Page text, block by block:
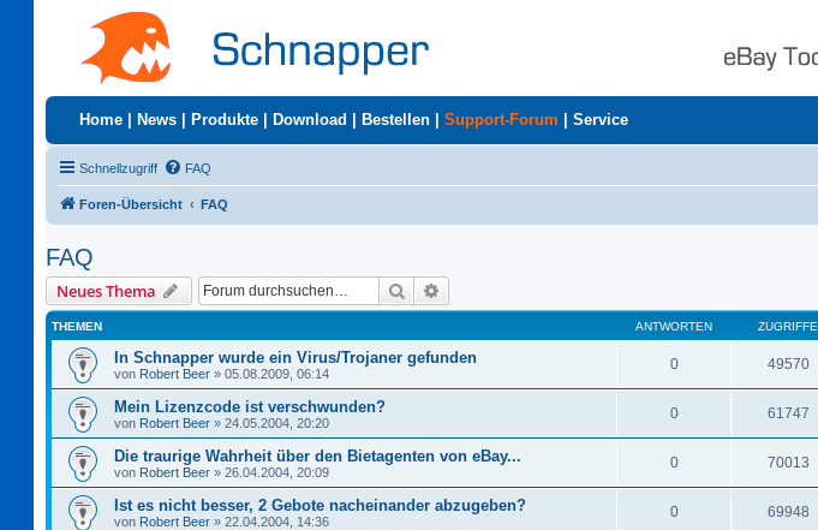
Home News Produkte Download Bestellen Support-Forum Service
Schnellzugriff FAQ
Foren-Übersicht FAQ
FAQ
Neues Thema Suche
THEMEN ANTWORTEN ZUGRIFFE
In Schnapper wurde ein Virus/Trojaner gefunden
von Robert Beer » 05.08.2009, 06:14
0 49570
Mein Lizenzcode ist verschwunden?
von Robert Beer » 24.05.2004, 20:20
0 61747
Die traurige Wahrheit über den Bietagenten von eBay...
von Robert Beer » 26.04.2004, 20:09
0 70013
Ist es nicht besser, 2 Gebote nacheinander abzugeben?
von Robert Beer » 22.04.2004, 14:36
0 69948